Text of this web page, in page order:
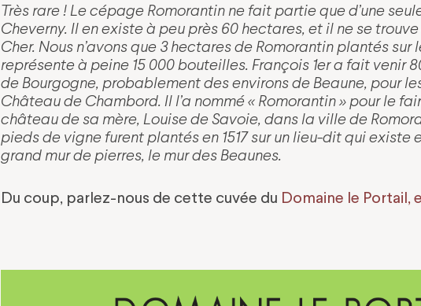
Très rare ! Le cépage Romorantin ne fait partie que d’une
Cheverny. Il en existe à peu près 60 hectares, et il ne se
Cher. Nous n’avons que 3 hectares de Romorantin plantés sur
représente à peine 15 000 bouteilles. François 1er a fait venir
de Bourgogne, probablement des environs de Beaune, pour
Château de Chambord. Il l’a nommé « Romorantin » pour le
château de sa mère, Louise de Savoie, dans la ville de
pieds de vigne furent plantés en 1517 sur un lieu-dit qui existe
grand mur de pierres, le mur des Beaunes.
Du coup, parlez-nous de cette cuvée du Domaine le Portail,